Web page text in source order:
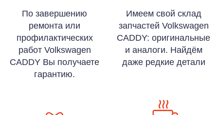
По завершению
ремонта или
профилактических
работ Volkswagen
CADDY Вы получаете
гарантию.
Имеем свой склад
запчастей Volkswagen
CADDY: оригинальные
и аналоги. Найдём
даже редкие детали